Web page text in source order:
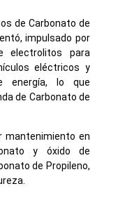
de Carbonato de
impulsado por
electrolitos para
eléctricos y
energía, lo que
de Carbonato de
mantenimiento en
y óxido de
de Propileno,